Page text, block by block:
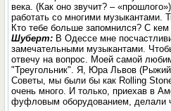
века. (Как оно звучит? –
работать со многими музыкантами.
Кто тебе больше запомнился? С
Шуберт: В Одессе мне
замечательными музыкантами.
отвечу на вопрос. Моей самой
"Треугольник". Я, Юра Львов
Советы, мы были бы как Rolling
очень много. И только, приехав в
фуфловым оборудованием, делали